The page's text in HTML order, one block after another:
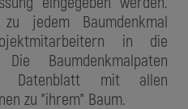
zu jedem Baumdenkmal
in die
Baumdenkmalpaten
Datenblatt mit allen
zu "ihrem" Baum.